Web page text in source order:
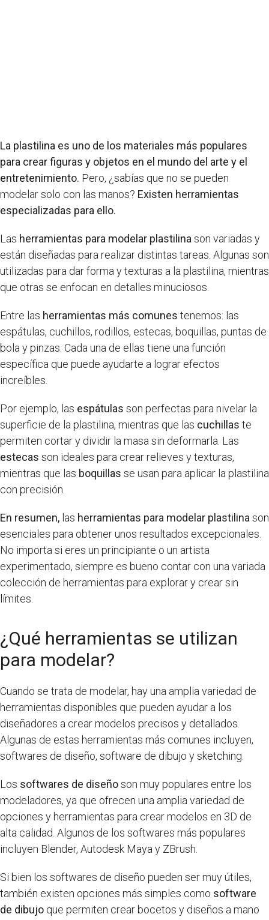
La plastilina es uno de los materiales más populares
para crear figuras y objetos en el mundo del arte y el
entretenimiento. Pero, ¿sabías que no se pueden
modelar solo con las manos? Existen herramientas
especializadas para ello.
Las herramientas para modelar plastilina son variadas y
están diseñadas para realizar distintas tareas. Algunas son
utilizadas para dar forma y texturas a la plastilina, mientras
que otras se enfocan en detalles minuciosos.
Entre las herramientas más comunes tenemos: las
espátulas, cuchillos, rodillos, estecas, boquillas, puntas de
bola y pinzas. Cada una de ellas tiene una función
específica que puede ayudarte a lograr efectos
increíbles.
Por ejemplo, las espátulas son perfectas para nivelar la
superficie de la plastilina, mientras que las cuchillas te
permiten cortar y dividir la masa sin deformarla. Las
estecas son ideales para crear relieves y texturas,
mientras que las boquillas se usan para aplicar la plastilina
con precisión.
En resumen, las herramientas para modelar plastilina son
esenciales para obtener unos resultados excepcionales.
No importa si eres un principiante o un artista
experimentado, siempre es bueno contar con una variada
colección de herramientas para explorar y crear sin
límites.
¿Qué herramientas se utilizan
para modelar?
Cuando se trata de modelar, hay una amplia variedad de
herramientas disponibles que pueden ayudar a los
diseñadores a crear modelos precisos y detallados.
Algunas de estas herramientas más comunes incluyen,
softwares de diseño, software de dibujo y sketching.
Los softwares de diseñoson muy populares entre los
modeladores, ya que ofrecen una amplia variedad de
opciones y herramientas para crear modelos en 3D de
alta calidad. Algunos de los softwares más populares
incluyen Blender, Autodesk Maya y ZBrush.
Si bien los softwares de diseño pueden ser muy útiles,
también existen opciones más simples como software
de dibujo que permiten crear bocetos y diseños a mano